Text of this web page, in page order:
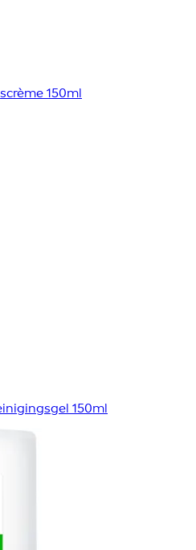
150ml
150ml